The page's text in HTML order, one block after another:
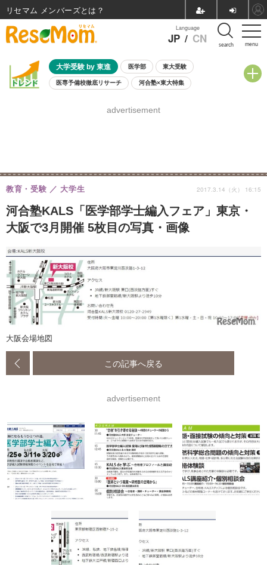
menu
Language
JP / CN search
大学受験 by 東進 医学部 東大受験
医専予備校徹底リサーチ 河合塾×東大特集
8月開催学校説明会・相談会
advertisement
河合塾KALS「医学部学士編入フェア」東京・
大阪で3月開催 5枚目の写真・画像
教育・受験 大学生 2017.3.14（火） 16:15
大阪会場地図
この記事へ戻る
advertisement
リセマム メンバーズ